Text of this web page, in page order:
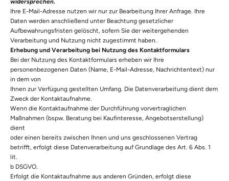
widersprechen.
Ihre E-Mail-Adresse nutzen wir nur zur Bearbeitung Ihrer Anfrage. Ihre
Daten werden anschließend unter Beachtung gesetzlicher
Aufbewahrungsfristen gelöscht, sofern Sie der weitergehenden
Verarbeitung und Nutzung nicht zugestimmt haben.
Erhebung und Verarbeitung bei Nutzung des Kontaktformulars
Bei der Nutzung des Kontaktformulars erheben wir Ihre
personenbezogenen Daten (Name, E-Mail-Adresse, Nachrichtentext) nur
in dem von
Ihnen zur Verfügung gestellten Umfang. Die Datenverarbeitung dient dem
Zweck der Kontaktaufnahme.
Wenn die Kontaktaufnahme der Durchführung vorvertraglichen
Maßnahmen (bspw. Beratung bei Kaufinteresse, Angebotserstellung)
dient
oder einen bereits zwischen Ihnen und uns geschlossenen Vertrag
betrifft, erfolgt diese Datenverarbeitung auf Grundlage des Art. 6 Abs. 1
lit.
b DSGVO.
Erfolgt die Kontaktaufnahme aus anderen Gründen, erfolgt diese